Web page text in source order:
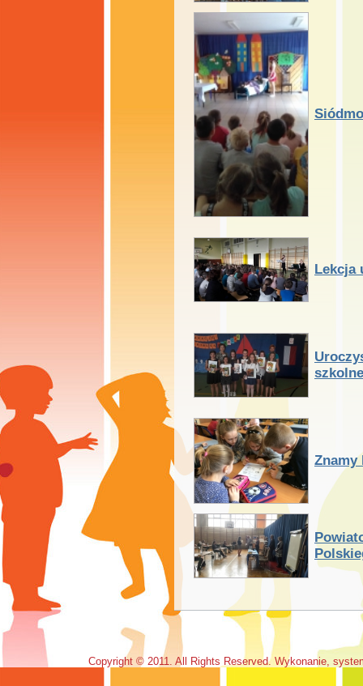
Lekcja
Znamy
Copyright © 2011. All Rights Reserved. Wykonanie,